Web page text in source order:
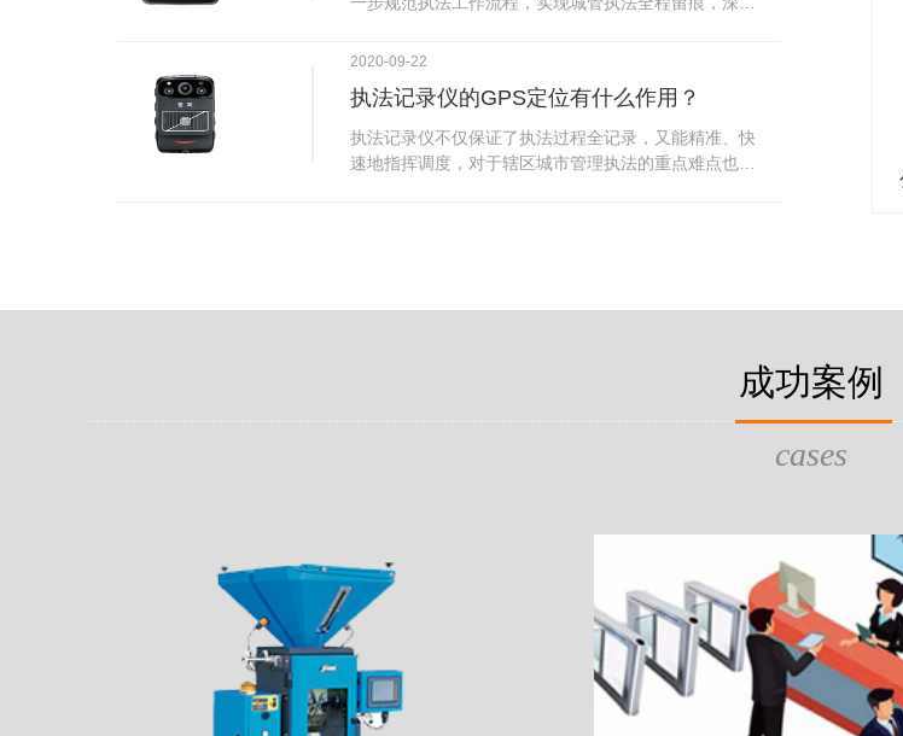
据和自动充电，方便执法人员下次直接使用，提高执法
仪数据效率。执法仪数据采集站还具有强大的数据存储
据，将统计结果以图表或者报表的形式呈现；设备设置
有用户操作权限管理，自动将用户警员编号与执法仪编
手。执法记录仪是我们队员在路面执法的必备品，它忠
盾的发生。现在有了执法仪数据采集工作站，执法队员
的担忧便得到有效的解决。每个采集工作站可支持多台
执法记录仪设备同时上传数据，队员当天使用当天上
充电、校校时，做执法记录仪的贴心小"保姆"。随着群
场资料，直戳了当的展示给行政相对人看，有效的减少
2020-09-22
执法记录仪的GPS定位有什么作用？
执法记录仪不仅保证了执法过程全记录，又能精准、快
速地指挥调度，对于辖区城市管理执法的重点难点也能
在平台的电子地图上显示出设备的具体位置，实时查看
能，在实战中发挥着重要的作用，能广泛应用于交警公
安执法、卫生监督、城管执法、海关执法、路政、质量
成功案例
cases